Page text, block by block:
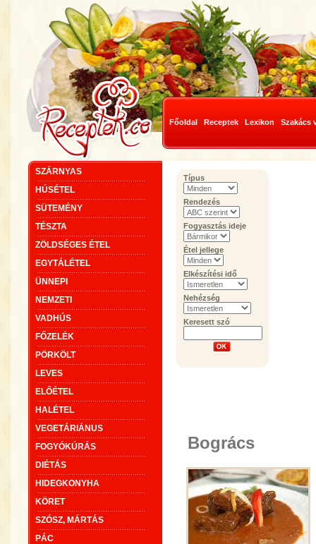
Főoldal Receptek Lexikon Szakács
SZÁRNYAS
HÚSÉTEL
SÜTEMÉNY
TÉSZTA
ZÖLDSÉGES ÉTEL
EGYTÁLÉTEL
ÜNNEPI
NEMZETI
VADHÚS
FŐZELÉK
PÖRKÖLT
LEVES
ELŐÉTEL
HALÉTEL
VEGETÁRIÁNUS
FOGYÓKÚRÁS
DIÉTÁS
HIDEGKONYHA
KÖRET
SZÓSZ, MÁRTÁS
PÁC
Típus
Rendezés
Fogyasztás ideje
Étel jellege
Elkészítési idő
Nehézség
Keresett szó
Bogrács